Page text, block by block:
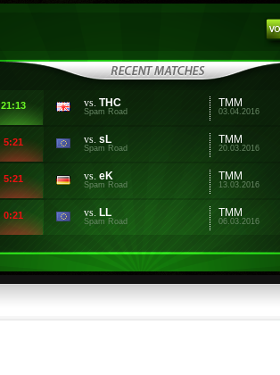
21:13 vs. THC
Spam Road
TMM
03.04.2016
5:21 vs. sL
Spam Road
TMM
20.03.2016
5:21 vs. eK
Spam Road
TMM
13.03.2016
0:21 vs. LL
Spam Road
TMM
06.03.2016